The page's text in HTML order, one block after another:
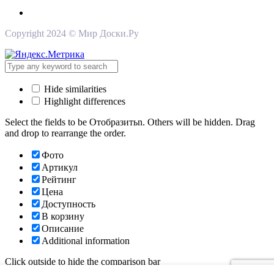
Copyright 2024 © Мир Доски.Ру
Hide similarities
Highlight differences
Select the fields to be Отобразитьn. Others will be hidden. Drag
and drop to rearrange the order.
Фото
Артикул
Рейтинг
Цена
Доступность
В корзину
Описание
Additional information
Click outside to hide the comparison bar